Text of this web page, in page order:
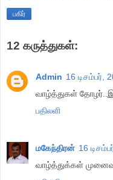
பகிர்
12 கருத்துகள்:
Admin 16 டிசம்பர்,
வாழ்த்துகள்
பதிலளி
மகேந்திரன் 16
வாழ்த்துக்கள்